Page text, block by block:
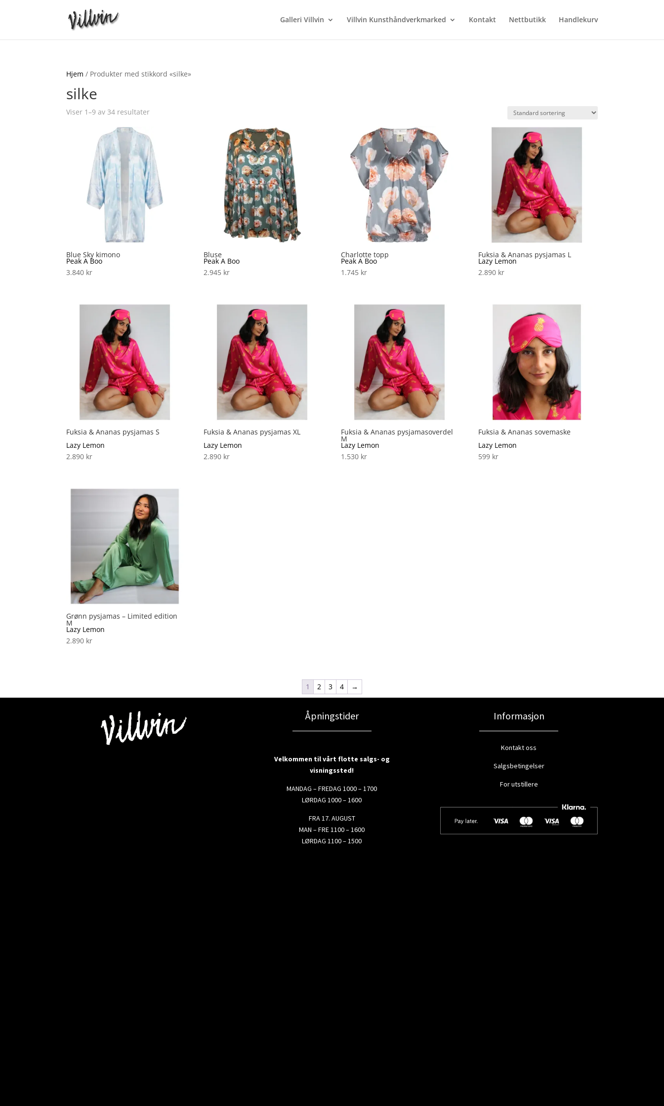
Galleri Villvin Villvin Kunsthåndverkmarked Kontakt Nettbutikk Handlekurv
Hjem / Produkter med stikkord «silke»
silke
Viser 1–9 av 34 resultater
Blue Sky kimono
Peak A Boo
3.840 kr
Bluse
Peak A Boo
2.945 kr
Charlotte topp
Peak A Boo
1.745 kr
Fuksia & Ananas pysjamas L
Lazy Lemon
2.890 kr
Fuksia & Ananas pysjamas S
Lazy Lemon
2.890 kr
Fuksia & Ananas pysjamas XL
Lazy Lemon
2.890 kr
Fuksia & Ananas pysjamasoverdel
M
Lazy Lemon
1.530 kr
Fuksia & Ananas sovemaske
Lazy Lemon
599 kr
Grønn pysjamas – Limited edition
M
Lazy Lemon
2.890 kr
1 2 3 4 →
Åpningstider
Velkommen til vårt flotte salgs- og
visningssted!
MANDAG – FREDAG 1000 – 1700
LØRDAG 1000 – 1600
FRA 17. AUGUST
MAN – FRE 1100 – 1600
LØRDAG 1100 – 1500
Informasjon
Kontakt oss
Salgsbetingelser
For utstillere